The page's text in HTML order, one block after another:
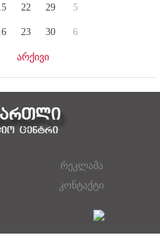
22
23
29
30
5
6
რეკლამა
კონტაქტი